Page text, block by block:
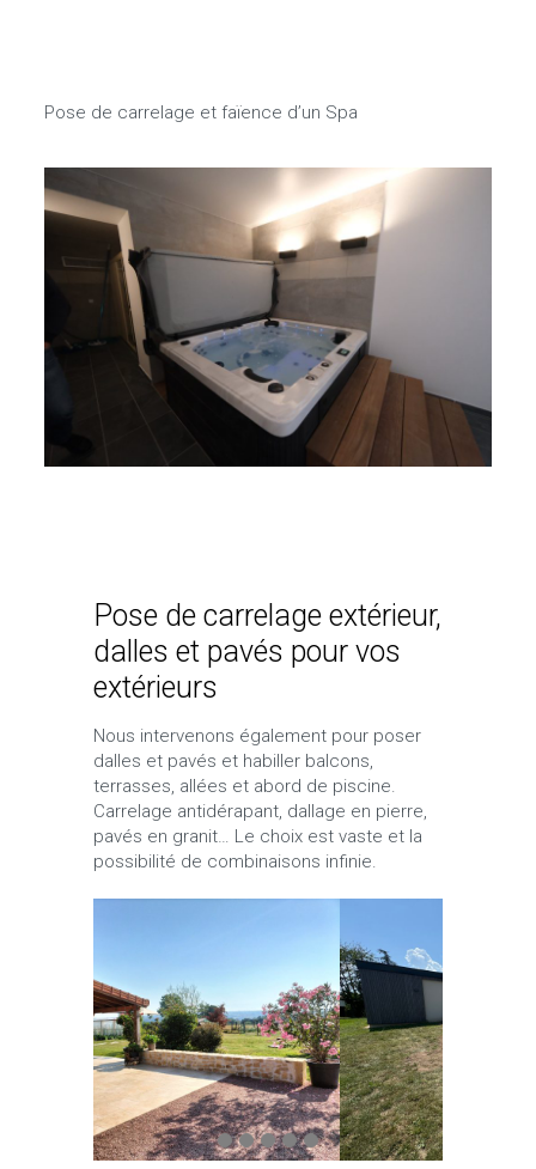
Pose de carrelage et faïence d’un Spa
Pose de carrelage extérieur,
dalles et pavés pour vos
extérieurs
Nous intervenons également pour poser
dalles et pavés et habiller balcons,
terrasses, allées et abord de piscine.
Carrelage antidérapant, dallage en pierre,
pavés en granit… Le choix est vaste et la
possibilité de combinaisons infinie.